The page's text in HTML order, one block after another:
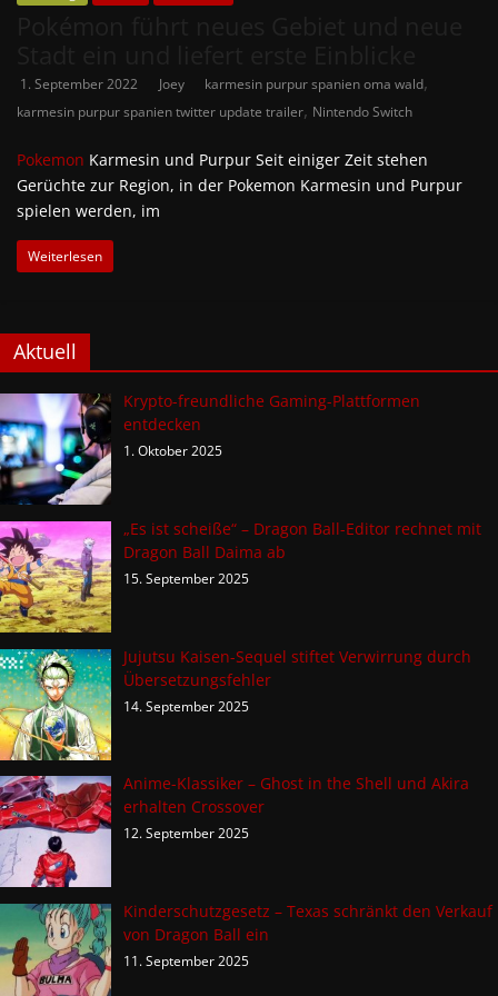
1. September 2022 Joey karmesin purpur spanien oma wald,
karmesin purpur spanien twitter update trailer, Nintendo Switch
Pokemon Karmesin und Purpur Seit einiger Zeit stehen
Gerüchte zur Region, in der Pokemon Karmesin und Purpur
spielen werden, im
Weiterlesen
Aktuell
Krypto-freundliche Gaming-Plattformen
entdecken
1. Oktober 2025
„Es ist scheiße“ – Dragon Ball-Editor rechnet mit
Dragon Ball Daima ab
15. September 2025
Jujutsu Kaisen-Sequel stiftet Verwirrung durch
Übersetzungsfehler
14. September 2025
Anime-Klassiker – Ghost in the Shell und Akira
erhalten Crossover
12. September 2025
Kinderschutzgesetz – Texas schränkt den Verkauf
von Dragon Ball ein
11. September 2025